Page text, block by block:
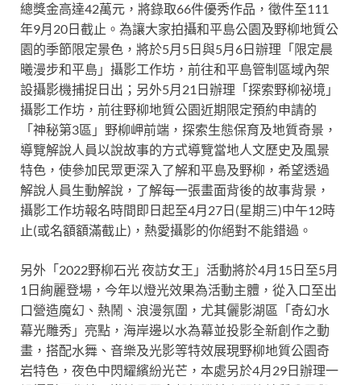
總獎金高達42萬元，將錄取66件優秀作品，徵件至111
年9月20日截止。為讓大家拍攝和平島公園及野柳地質公
園的季節限定景色，將於5月5日與5月6日辦理「限定晨
曦漫步和平島」攝影工作坊，前往和平島管制區域內架
設攝影機捕捉日出；另外5月21日辦理「探索野柳祕境」
攝影工作坊，前往野柳地質公園近期限定預約申請的
「神秘第3區」野柳岬前端，探索生態保育及地質奇景，
導覽解說人員以說故事的方式導覽當地人文歷史及風景
特色，使參加民眾更深入了解和平島及野柳，希望透過
解說人員生動解說，了解每一張畫面背後的故事背景，
攝影工作坊報名時間即日起至4月27日(星期三)中午12時
止(或名額額滿截止)，熱愛攝影的你絕對不能錯過。
另外「2022野柳石光 夜訪女王」活動將於4月15日至5月
1日絢麗登場，今年以燈光效果為活動主體，從入口至出
口營造魔幻、熱鬧、浪漫氛圍，尤其儷影湖區「奇幻水
幕光雕秀」亮點，海岸邊以水為幕並投影全新創作之動
畫，搭配水舞、音樂及光影等特效展現野柳地質公園奇
岩特色，夜色中閃耀繽紛光芒，本處另於4月29日辦理一